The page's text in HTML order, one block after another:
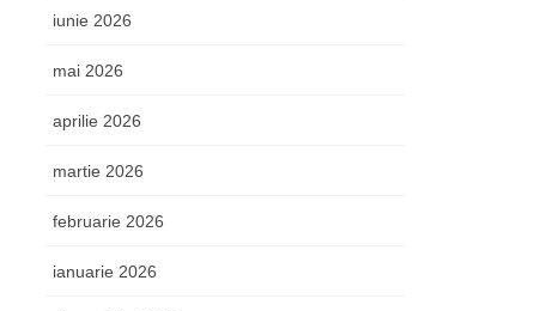
iunie 2026
mai 2026
aprilie 2026
martie 2026
februarie 2026
ianuarie 2026